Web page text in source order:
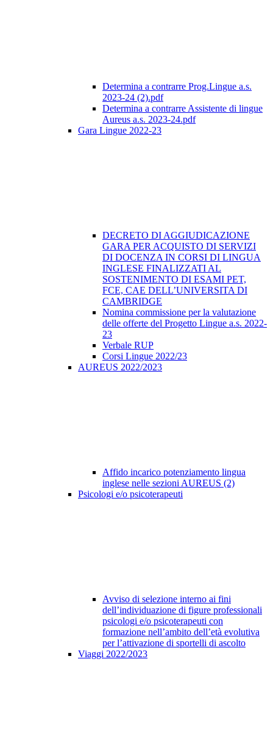
Determina a contrarre Prog.Lingue a.s.
2023-24 (2).pdf
Determina a contrarre Assistente di lingue
Aureus a.s. 2023-24.pdf
Gara Lingue 2022-23
DECRETO DI AGGIUDICAZIONE
GARA PER ACQUISTO DI SERVIZI
DI DOCENZA IN CORSI DI LINGUA
INGLESE FINALIZZATI AL
SOSTENIMENTO DI ESAMI PET,
FCE, CAE DELL’UNIVERSITA DI
CAMBRIDGE
Nomina commissione per la valutazione
delle offerte del Progetto Lingue a.s. 2022-
23
Verbale RUP
Corsi Lingue 2022/23
AUREUS 2022/2023
Affido incarico potenziamento lingua
inglese nelle sezioni AUREUS (2)
Psicologi e/o psicoterapeuti
Avviso di selezione interno ai fini
dell’individuazione di figure professionali
psicologi e/o psicoterapeuti con
formazione nell’ambito dell’età evolutiva
per l’attivazione di sportelli di ascolto
Viaggi 2022/2023